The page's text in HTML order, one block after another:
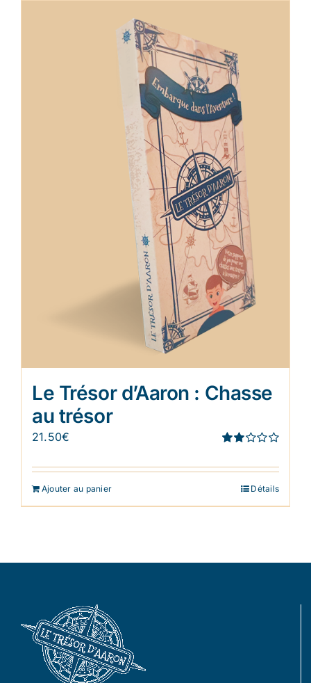
Le Trésor d’Aaron : Chasse
au trésor
1.91
21.50€
Ajouter au panier Détails